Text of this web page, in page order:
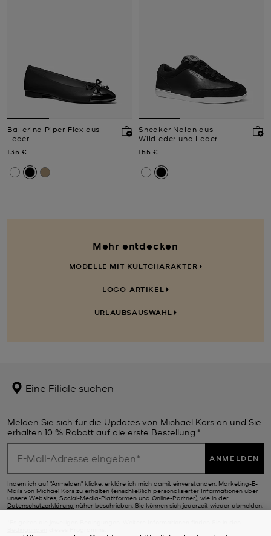
Ballerina Piper Flex aus
Leder
Jetzt
135 €
Sneaker Nolan aus
Wildleder und Leder
Jetzt
155 €
Mehr entdecken
MODELLE MIT KULTCHARAKTER
LOGO-ARTIKEL
URLAUBSAUSWAHL
Eine Filiale suchen
Melden Sie sich für die Updates von Michael Kors an und Sie
erhalten 10 % Rabatt auf die erste Bestellung.*
ANMELDEN
Indem ich auf "Anmelden" klicke, erkläre ich mich damit einverstanden, Marketing-E-
Mails von Michael Kors zu erhalten (einschließlich personalisierter Informationen über
unsere Websites, Social-Media-Plattformen und Online-Partner), wie in der
Datenschutzerklärung näher beschrieben. Sie können sich jederzeit wieder abmelden.